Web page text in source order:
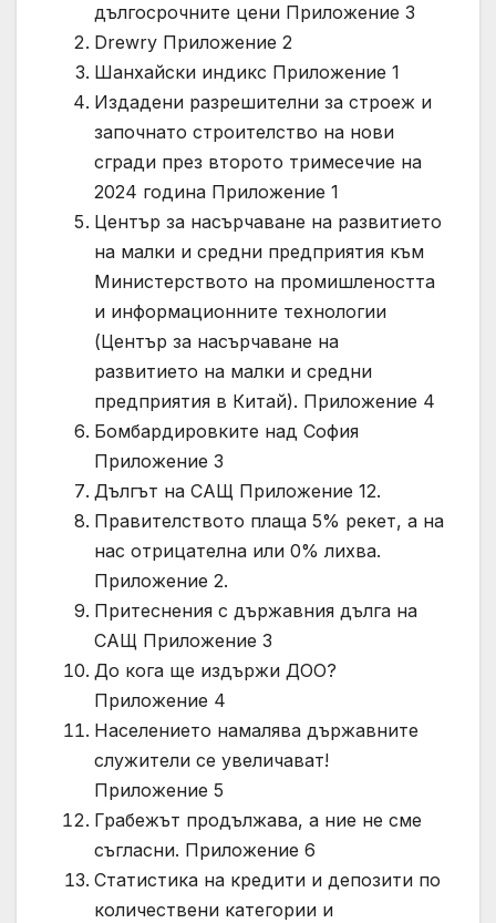
дългосрочните цени Приложение 3
Drewry Приложение 2
Шанхайски индикс Приложение 1
Издадени разрешителни за строеж и
започнато строителство на нови
сгради през второто тримесечие на
2024 година Приложение 1
Център за насърчаване на развитието
на малки и средни предприятия към
Министерството на промишлеността
и информационните технологии
(Център за насърчаване на
развитието на малки и средни
предприятия в Китай). Приложение 4
Бомбардировките над София
Приложение 3
Дългът на САЩ Приложение 12.
Правителството плаща 5% рекет, а на
нас отрицателна или 0% лихва.
Приложение 2.
Притеснения с държавния дълга на
САЩ Приложение 3
До кога ще издържи ДОО?
Приложение 4
Населението намалява държавните
служители се увеличават!
Приложение 5
Грабежът продължава, а ние не сме
съгласни. Приложение 6
Статистика на кредити и депозити по
количествени категории и